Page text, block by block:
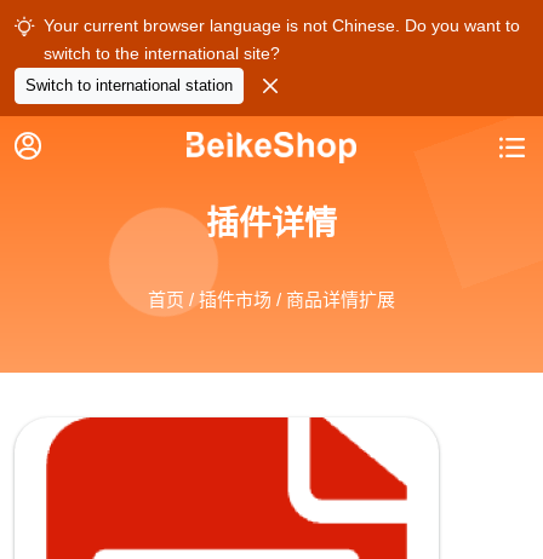
 Your current browser language is not Chinese. Do you want to
switch to the international site?
Switch to international station 
 
插件详情
首页 / 插件市场 / 商品详情扩展